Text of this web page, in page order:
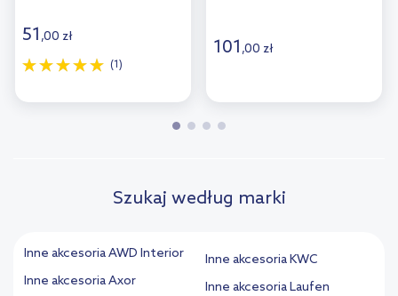
51 ,00 zł
(1)
101 ,00 zł
Szukaj według marki
Inne akcesoria AWD Interior
Inne akcesoria Axor
Inne akcesoria KWC
Inne akcesoria Laufen